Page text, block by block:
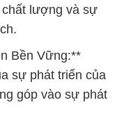
lượng và sự
Bền Vững:**
sự phát triển của
góp vào sự phát